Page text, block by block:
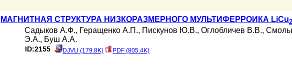
МАГНИТНАЯ СТРУКТУРА НИЗКОРАЗМЕРНОГО МУЛЬТИФЕРРОИКА LiCu2
Садыков А.Ф., Геращенко А.П., Пискунов Ю.В., Оглобличев В.В.,
Э.А., Буш А.А.
ID:2155 DJVU (179.8K) PDF (805.4K)